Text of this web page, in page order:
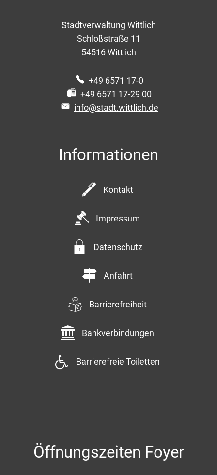
Stadtverwaltung Wittlich
Schloßstraße 11
54516 Wittlich
+49 6571 17-0
+49 6571 17-29 00
info@stadt.wittlich.de
Informationen
Kontakt
Impressum
Datenschutz
Anfahrt
Barrierefreiheit
Bankverbindungen
Barrierefreie Toiletten
Öffnungszeiten Foyer